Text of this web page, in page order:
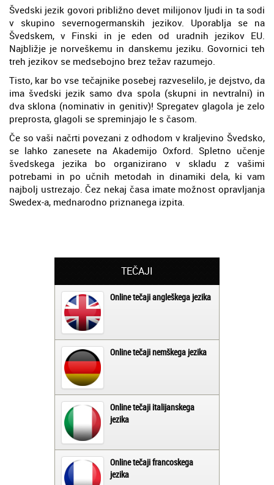
Švedski jezik govori približno devet milijonov ljudi in ta sodi
v skupino severnogermanskih jezikov. Uporablja se na
Švedskem, v Finski in je eden od uradnih jezikov EU.
Najbližje je norveškemu in danskemu jeziku. Govornici teh
treh jezikov se medsebojno brez težav razumejo.
Tisto, kar bo vse tečajnike posebej razveselilo, je dejstvo, da
ima švedski jezik samo dva spola (skupni in nevtralni) in
dva sklona (nominativ in genitiv)! Spregatev glagola je zelo
preprosta, glagoli se spreminjajo le s časom.
Če so vaši načrti povezani z odhodom v kraljevino Švedsko,
se lahko zanesete na Akademijo Oxford. Spletno učenje
švedskega jezika bo organizirano v skladu z vašimi
potrebami in po učnih metodah in dinamiki dela, ki vam
najbolj ustrezajo. Čez nekaj časa imate možnost opravljanja
Swedex-a, mednarodno priznanega izpita.
TEČAJI
Online tečaji angleškega jezika
Online tečaji nemškega jezika
Online tečaji italijanskega
jezika
Online tečaji francoskega
jezika